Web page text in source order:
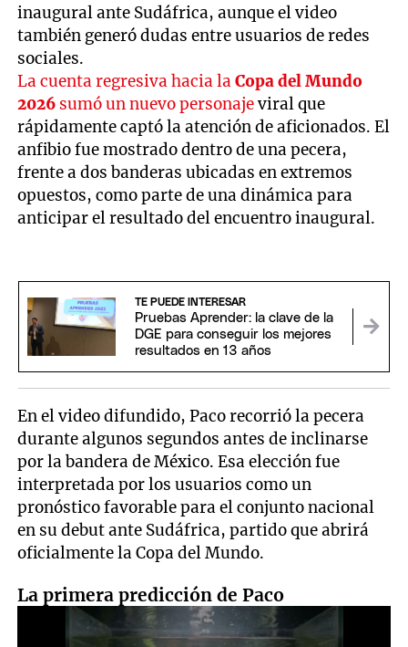
inaugural ante Sudáfrica, aunque el video
también generó dudas entre usuarios de redes
sociales.
La cuenta regresiva hacia laCopa del Mundo
2026 sumó un nuevo personajeviral que
rápidamente captó la atención de aficionados. El
anfibio fue mostrado dentro de una pecera,
frente a dos banderas ubicadas en extremos
opuestos, como parte de una dinámica para
anticipar el resultado del encuentro inaugural.
TE PUEDE INTERESAR
Pruebas Aprender: la clave de la
DGE para conseguir los mejores
resultados en 13 años
En el video difundido, Paco recorrió la pecera
durante algunos segundos antes de inclinarse
por la bandera de México. Esa elección fue
interpretada por los usuarios como un
pronóstico favorable para el conjunto nacional
en su debut ante Sudáfrica, partido que abrirá
oficialmente la Copa del Mundo.
La primera predicción de Paco